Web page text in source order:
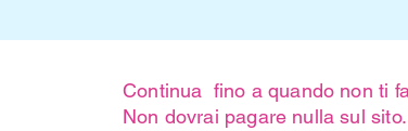
Continua fino a quando non ti
Non dovrai pagare nulla sul